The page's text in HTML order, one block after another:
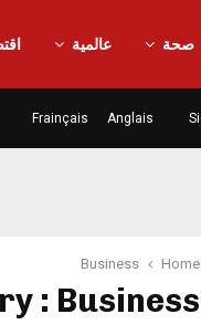
صحة عالمية
Anglais
Frainçais
Home
Business
: Business